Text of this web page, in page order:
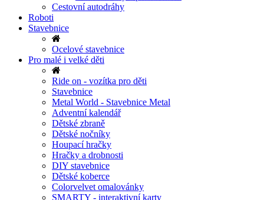
Cestovní autodráhy
Roboti
Stavebnice
Ocelové stavebnice
Pro malé i velké děti
Ride on - vozítka pro děti
Stavebnice
Metal World - Stavebnice Metal
Adventní kalendář
Dětské zbraně
Dětské nočníky
Houpací hračky
Hračky a drobnosti
DIY stavebnice
Dětské koberce
Colorvelvet omalovánky
SMARTY - interaktivní karty